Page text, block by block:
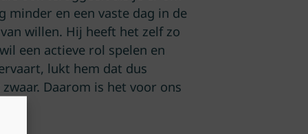
minder en een vaste dag in de
willen. Hij heeft het zelf zo
een actieve rol spelen en
lukt hem dat dus
Daarom is het voor ons